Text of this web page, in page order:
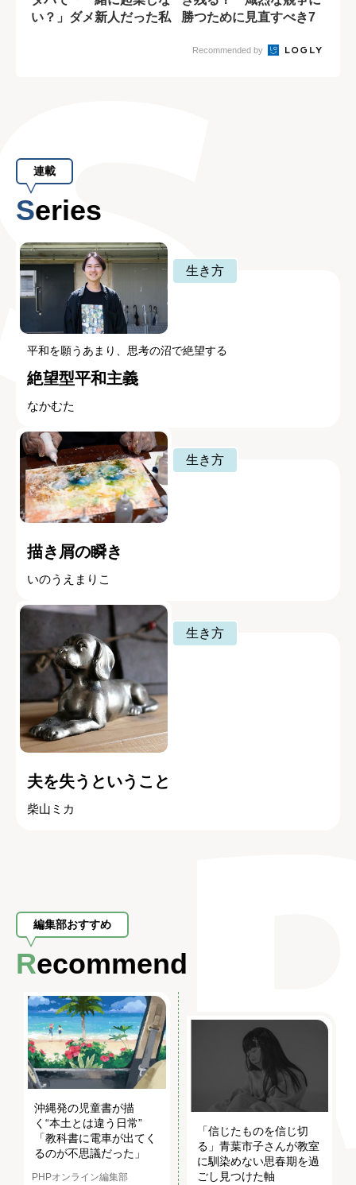
い？」ダメ新人だった私
勝つために見直すべき7
Recommended by
連載
Series
生き方
平和を願うあまり、思考の沼で絶望する
絶望型平和主義
なかむた
生き方
描き屑の瞬き
いのうえまりこ
生き方
夫を失うということ
柴山ミカ
編集部おすすめ
Recommend
沖縄発の児童書が描
く“本土とは違う日常”
「教科書に電車が出てく
るのが不思議だった」
PHPオンライン編集部
「信じたものを信じ切
る」青葉市子さんが教室
に馴染めない思春期を過
ごし見つけた軸